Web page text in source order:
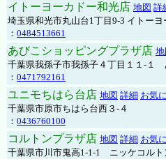
イトーヨーカドー和光店 地図 詳
埼玉県和光市丸山台1丁目9-3 イトー
： 0484513661
あびこショッピングプラザ店 地
千葉県我孫子市我孫子４丁目１１-１
： 0471792161
ユニモちはら台店 地図 詳細 お気
千葉県市原市ちはら台西３-４
： 0436760100
コルトンプラザ店 地図 詳細 お気
千葉県市川市鬼高1-1-1 ニッケコル